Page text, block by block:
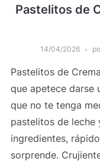
Pastelitos de
14/04/2026
Pastelitos de
que apetece darse
que no te tenga
pastelitos de leche
ingredientes,
sorprende.